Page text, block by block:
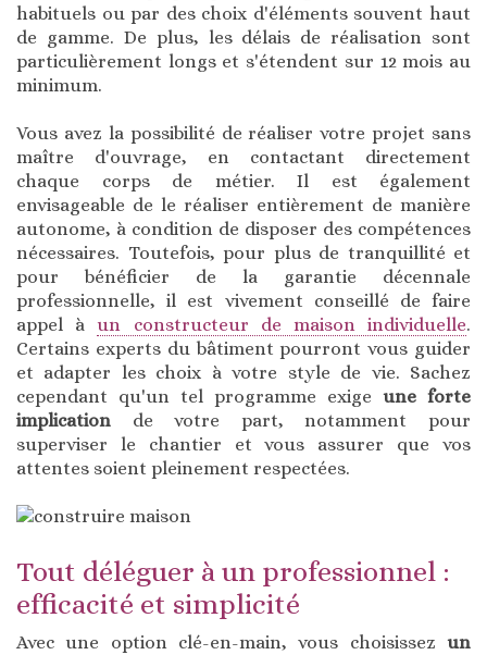
habituels ou par des choix d'éléments souvent haut
de gamme. De plus, les délais de réalisation sont
particulièrement longs et s'étendent sur 12 mois au
minimum.
Vous avez la possibilité de réaliser votre projet sans
maître d'ouvrage, en contactant directement
chaque corps de métier. Il est également
envisageable de le réaliser entièrement de manière
autonome, à condition de disposer des compétences
nécessaires. Toutefois, pour plus de tranquillité et
pour bénéficier de la garantie décennale
professionnelle, il est vivement conseillé de faire
appel àun constructeur de maison individuelle.
Certains experts du bâtiment pourront vous guider
et adapter les choix à votre style de vie. Sachez
cependant qu'un tel programme exige une forte
implication de votre part, notamment pour
superviser le chantier et vous assurer que vos
attentes soient pleinement respectées.
Tout déléguer à un professionnel :
efficacité et simplicité
Avec une option clé-en-main, vous choisissez un